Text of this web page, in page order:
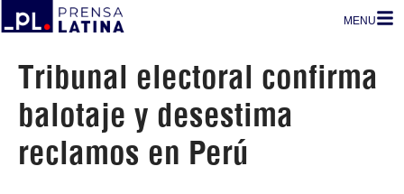
MENU
Tribunal electoral confirma
balotaje y desestima
reclamos en Perú